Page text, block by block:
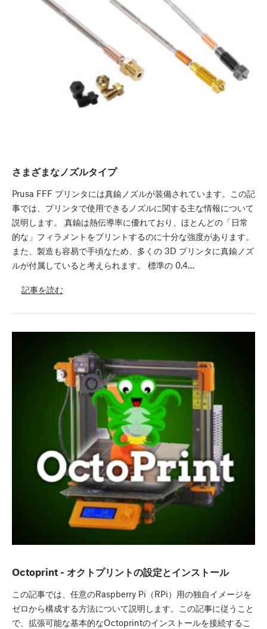
さまざまなノズルタイプ
Prusa FFF プリンタには真鍮ノズルが装備されています。この記
事では、プリンタで使用できるノズルに関する主な情報について
説明します。 真鍮は熱伝導率に優れており、ほとんどの「日常
的な」フィラメントをプリントするのに十分な強度があります。
また、製造も容易で手頃なため、多くの 3D プリンタに真鍮ノズ
ルが付属していると考えられます。 標準の 0.4…
記事を読む
Octoprint - オクトプリントの設定とインストール
この記事では、任意のRaspberry Pi（RPi）用の独自イメージを
ゼロから構成する方法について説明します。この記事に従うこと
で、拡張可能な基本的なOctoprintのインストールを接続するこ